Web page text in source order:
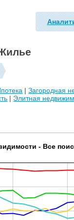
|Загородная
| Элитная
- Все